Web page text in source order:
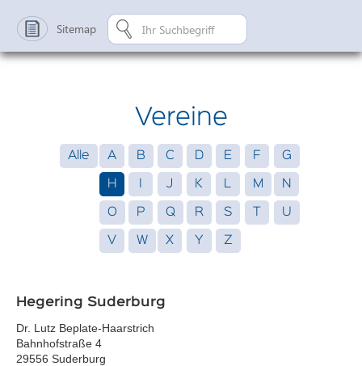
Sitemap
Vereine
Alle A B C D E F G
H J K L M N
O P Q R S U
V W X Y Z
Hegering Suderburg
Dr. Lutz Beplate-Haarstrich
Bahnhofstraße 4
29556 Suderburg